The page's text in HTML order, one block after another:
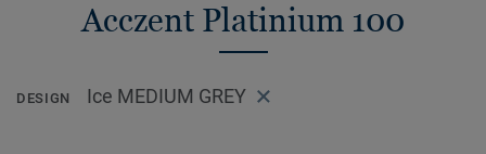
Acczent Platinium 100
DESIGN Ice MEDIUM GREY